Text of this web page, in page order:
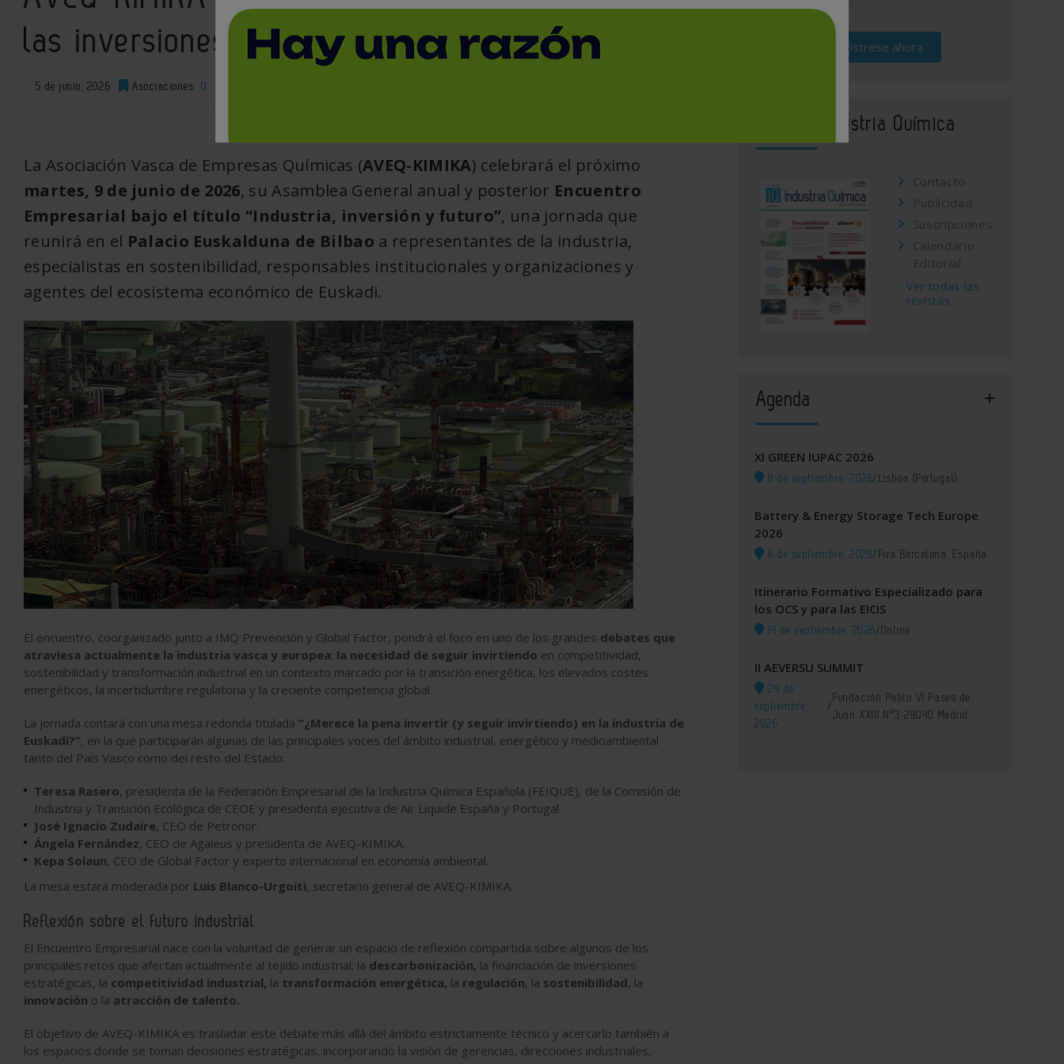
las inversiones industriales en Euskadi
5 de junio, 2026 Asociaciones 0
La Asociación Vasca de Empresas Químicas (AVEQ-KIMIKA) celebrará el próximo
martes, 9 de junio de 2026, su Asamblea General anual y posterior Encuentro
Empresarial bajo el título “Industria, inversión y futuro”, una jornada que
reunirá en el Palacio Euskalduna de Bilbao a representantes de la industria,
especialistas en sostenibilidad, responsables institucionales y organizaciones y
agentes del ecosistema económico de Euskadi.
El encuentro, coorganizado junto a IMQ Prevención y Global Factor, pondrá el foco en uno de los grandes debates que
atraviesa actualmente la industria vasca y europea: la necesidad de seguir invirtiendo en competitividad,
sostenibilidad y transformación industrial en un contexto marcado por la transición energética, los elevados costes
energéticos, la incertidumbre regulatoria y la creciente competencia global.
La jornada contará con una mesa redonda titulada “¿Merece la pena invertir (y seguir invirtiendo) en la industria de
Euskadi?”, en la que participarán algunas de las principales voces del ámbito industrial, energético y medioambiental
tanto del País Vasco como del resto del Estado:
Teresa Rasero, presidenta de la Federación Empresarial de la Industria Química Española (FEIQUE), de la Comisión de
Industria y Transición Ecológica de CEOE y presidenta ejecutiva de Air Liquide España y Portugal.
José Ignacio Zudaire, CEO de Petronor.
Ángela Fernández, CEO de Agaleus y presidenta de AVEQ-KIMIKA.
Kepa Solaun, CEO de Global Factor y experto internacional en economía ambiental.
La mesa estará moderada por Luis Blanco-Urgoiti, secretario general de AVEQ-KIMIKA.
Reflexión sobre el futuro industrial
El Encuentro Empresarial nace con la voluntad de generar un espacio de reflexión compartida sobre algunos de los
principales retos que afectan actualmente al tejido industrial: la descarbonización, la financiación de inversiones
estratégicas, la competitividad industrial, la transformación energética, la regulación, la sostenibilidad, la
innovación o la atracción de talento.
El objetivo de AVEQ-KIMIKA es trasladar este debate más allá del ámbito estrictamente técnico y acercarlo también a
los espacios donde se toman decisiones estratégicas, incorporando la visión de gerencias, direcciones industriales,
Regístrese ahora
Revista Industria Química
Contacto
Publicidad
Suscripciones
Calendario
Editorial
Ver todas las
revistas
Agenda
XI GREEN IUPAC 2026
8 de septiembre, 2026/Lisboa (Portugal)
Battery & Energy Storage Tech Europe
2026
8 de septiembre, 2026/Fira Barcelona, España
Itinerario Formativo Especializado para
los OCS y para las EICIS
14 de septiembre, 2026/Online
II AEVERSU SUMMIT
29 de
septiembre,
2026
/
Fundación Pablo VI Paseo de
Juan XXIII Nº3 28040 Madrid